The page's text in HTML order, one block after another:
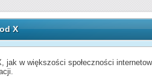
X
jak w większości społeczności